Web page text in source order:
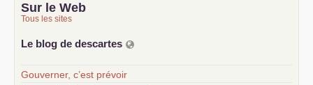
Sur le Web
Tous les sites
Le blog de descartes
Gouverner, c’est prévoir